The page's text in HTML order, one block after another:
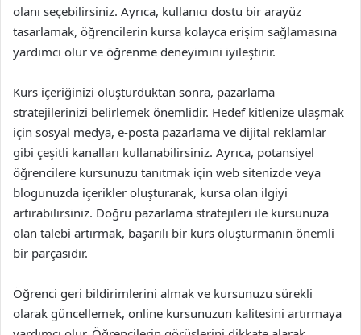
olanı seçebilirsiniz. Ayrıca, kullanıcı dostu bir arayüz
tasarlamak, öğrencilerin kursa kolayca erişim sağlamasına
yardımcı olur ve öğrenme deneyimini iyileştirir.
Kurs içeriğinizi oluşturduktan sonra, pazarlama
stratejilerinizi belirlemek önemlidir. Hedef kitlenize ulaşmak
için sosyal medya, e-posta pazarlama ve dijital reklamlar
gibi çeşitli kanalları kullanabilirsiniz. Ayrıca, potansiyel
öğrencilere kursunuzu tanıtmak için web sitenizde veya
blogunuzda içerikler oluşturarak, kursa olan ilgiyi
artırabilirsiniz. Doğru pazarlama stratejileri ile kursunuza
olan talebi artırmak, başarılı bir kurs oluşturmanın önemli
bir parçasıdır.
Öğrenci geri bildirimlerini almak ve kursunuzu sürekli
olarak güncellemek, online kursunuzun kalitesini artırmaya